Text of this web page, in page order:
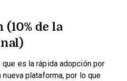
de la
es la rápida adopción por
plataforma, por lo que